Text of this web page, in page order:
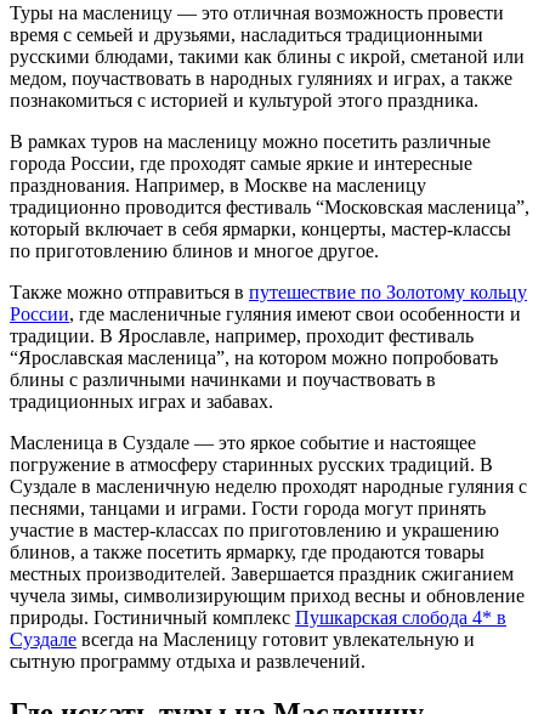
Туры на масленицу — это отличная возможность провести
время с семьей и друзьями, насладиться традиционными
русскими блюдами, такими как блины с икрой, сметаной или
медом, поучаствовать в народных гуляниях и играх, а также
познакомиться с историей и культурой этого праздника.
В рамках туров на масленицу можно посетить различные
города России, где проходят самые яркие и интересные
празднования. Например, в Москве на масленицу
традиционно проводится фестиваль “Московская масленица”,
который включает в себя ярмарки, концерты, мастер-классы
по приготовлению блинов и многое другое.
Также можно отправиться в путешествие по Золотому кольцу
России, где масленичные гуляния имеют свои особенности и
традиции. В Ярославле, например, проходит фестиваль
“Ярославская масленица”, на котором можно попробовать
блины с различными начинками и поучаствовать в
традиционных играх и забавах.
Масленица в Суздале — это яркое событие и настоящее
погружение в атмосферу старинных русских традиций. В
Суздале в масленичную неделю проходят народные гуляния с
песнями, танцами и играми. Гости города могут принять
участие в мастер-классах по приготовлению и украшению
блинов, а также посетить ярмарку, где продаются товары
местных производителей. Завершается праздник сжиганием
чучела зимы, символизирующим приход весны и обновление
природы. Гостиничный комплекс Пушкарская слобода 4* в
Суздале всегда на Масленицу готовит увлекательную и
сытную программу отдыха и развлечений.